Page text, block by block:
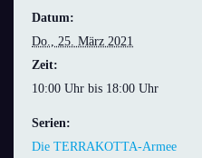
Datum:
Do., 25. März 2021
Zeit:
10:00 Uhr bis 18:00 Uhr
Serien:
Die TERRAKOTTA-Armee